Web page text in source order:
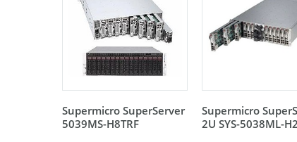
Supermicro SuperServer
5039MS-H8TRF
Supermicro
2U SYS-5038ML-